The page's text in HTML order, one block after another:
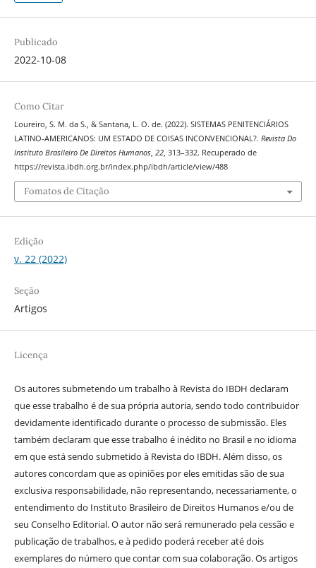
Publicado
2022-10-08
Como Citar
Loureiro, S. M. da S., & Santana, L. O. de. (2022). SISTEMAS PENITENCIÁRIOS
LATINO-AMERICANOS: UM ESTADO DE COISAS INCONVENCIONAL?. Revista Do
Instituto Brasileiro De Direitos Humanos, 22, 313–332. Recuperado de
https://revista.ibdh.org.br/index.php/ibdh/article/view/488
Fomatos de Citação
Edição
v. 22 (2022)
Seção
Artigos
Licença
Os autores submetendo um trabalho à Revista do IBDH declaram
que esse trabalho é de sua própria autoria, sendo todo contribuidor
devidamente identificado durante o processo de submissão. Eles
também declaram que esse trabalho é inédito no Brasil e no idioma
em que está sendo submetido à Revista do IBDH. Além disso, os
autores concordam que as opiniões por eles emitidas são de sua
exclusiva responsabilidade, não representando, necessariamente, o
entendimento do Instituto Brasileiro de Direitos Humanos e/ou de
seu Conselho Editorial. O autor não será remunerado pela cessão e
publicação de trabalhos, e à pedido poderá receber até dois
exemplares do número que contar com sua colaboração. Os artigos